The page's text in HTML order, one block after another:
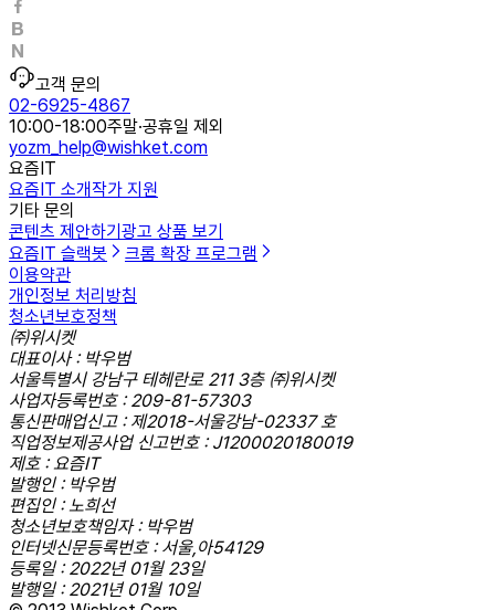
고객 문의
02-6925-4867
10:00-18:00주말·공휴일 제외
yozm_help@wishket.com
요즘IT
요즘IT 소개작가 지원
기타 문의
콘텐츠 제안하기광고 상품 보기
요즘IT 슬랙봇
크롬 확장 프로그램
이용약관
개인정보 처리방침
청소년보호정책
㈜위시켓
대표이사 : 박우범
서울특별시 강남구 테헤란로 211 3층 ㈜위시켓
사업자등록번호 : 209-81-57303
통신판매업신고 : 제2018-서울강남-02337 호
직업정보제공사업 신고번호 : J1200020180019
제호 : 요즘IT
발행인 : 박우범
편집인 : 노희선
청소년보호책임자 : 박우범
인터넷신문등록번호 : 서울,아54129
등록일 : 2022년 01월 23일
발행일 : 2021년 01월 10일